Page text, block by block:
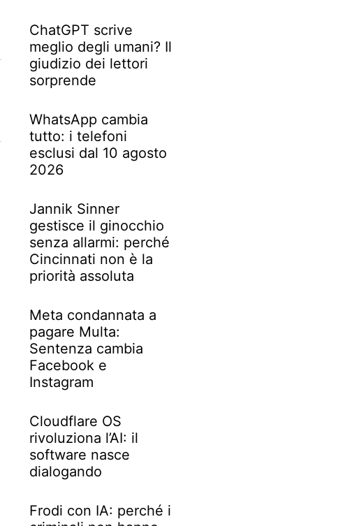
ChatGPT scrive
meglio degli umani? Il
giudizio dei lettori
sorprende
WhatsApp cambia
tutto: i telefoni
esclusi dal 10 agosto
2026
Jannik Sinner
gestisce il ginocchio
senza allarmi: perché
Cincinnati non è la
priorità assoluta
Meta condannata a
pagare Multa:
Sentenza cambia
Facebook e
Instagram
Cloudflare OS
rivoluziona l’AI: il
software nasce
dialogando
Frodi con IA: perché i